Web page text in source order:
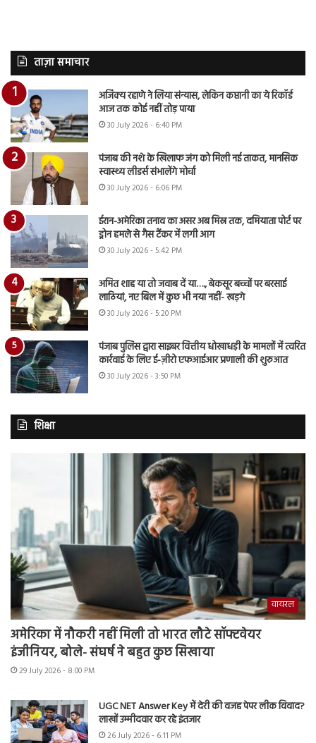
ताज़ा समाचार
अजिंक्य रहाणे ने लिया संन्यास, लेकिन कप्तानी का ये रिकॉर्ड
आज तक कोई नहीं तोड़ पाया
30 July 2026 - 6:40 PM
पंजाब की नशे के खिलाफ जंग को मिली नई ताकत, मानसिक
स्वास्थ्य लीडर्स संभालेंगे मोर्चा
30 July 2026 - 6:06 PM
ईरान-अमेरिका तनाव का असर अब मिस्र तक, दमियाता पोर्ट पर
ड्रोन हमले से गैस टैंकर में लगी आग
30 July 2026 - 5:42 PM
अमित शाह या तो जवाब दें या…., बेकसूर बच्चों पर बरसाई
लाठियां, नए बिल में कुछ भी नया नहीं- खड़गे
30 July 2026 - 5:20 PM
पंजाब पुलिस द्वारा साइबर वित्तीय धोखाधड़ी के मामलों में त्वरित
कार्रवाई के लिए ई-ज़ीरो एफआईआर प्रणाली की शुरुआत
30 July 2026 - 3:50 PM
शिक्षा
वायरल
अमेरिका में नौकरी नहीं मिली तो भारत लौटे सॉफ्टवेयर
इंजीनियर, बोले- संघर्ष ने बहुत कुछ सिखाया
29 July 2026 - 8:00 PM
UGC NET Answer Key में देरी की वजह पेपर लीक विवाद?
लाखों उम्मीदवार कर रहे इंतजार
26 July 2026 - 6:11 PM